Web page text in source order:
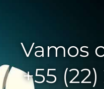
Vamos
+55